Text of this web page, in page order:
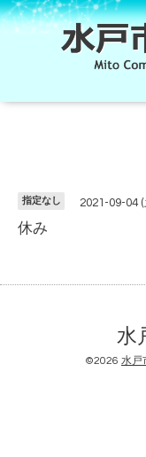
指定なし 2021-09-04
休み
水
©2026 水戸